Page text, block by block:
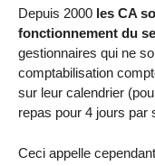
Depuis 2000 les CA
fonctionnement du
gestionnaires qui ne
comptabilisation
sur leur calendrier
repas pour 4 jours par
Ceci appelle